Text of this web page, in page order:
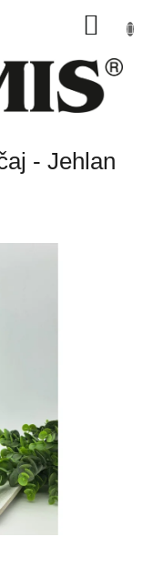
- Jehlan